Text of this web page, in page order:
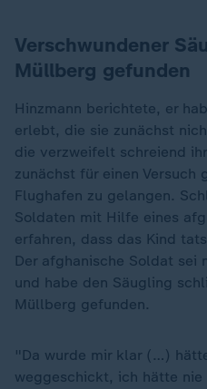
Verschwundener
Müllberg gefunden
Hinzmann berichtete, er
erlebt, die sie zunächst
die verzweifelt schreiend
zunächst für einen Versuch
Flughafen zu gelangen.
Soldaten mit Hilfe eines
erfahren, dass das Kind
Der afghanische Soldat sei
und habe den Säugling
Müllberg gefunden.
"Da wurde mir klar (…)
weggeschickt, ich hätte nie